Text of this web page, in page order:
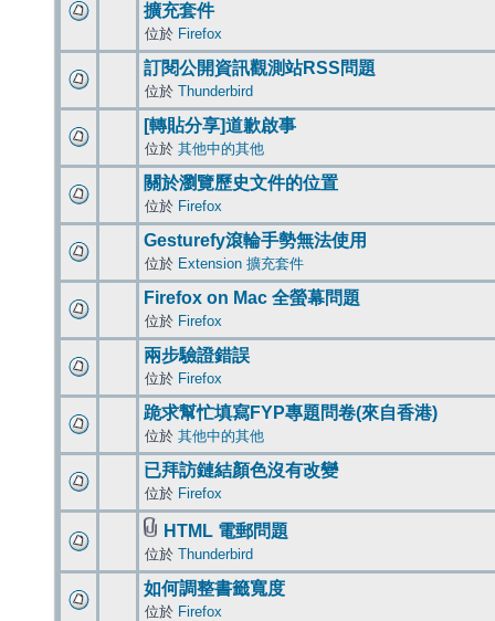
擴充套件
位於 Firefox
訂閱公開資訊觀測站RSS問題
位於 Thunderbird
[轉貼分享]道歉啟事
位於 其他中的其他
關於瀏覽歷史文件的位置
位於 Firefox
Gesturefy滾輪手勢無法使用
位於 Extension 擴充套件
Firefox on Mac 全螢幕問題
位於 Firefox
兩步驗證錯誤
位於 Firefox
跪求幫忙填寫FYP專題問卷(來自香港)
位於 其他中的其他
已拜訪鏈結顏色沒有改變
位於 Firefox
HTML 電郵問題
位於 Thunderbird
如何調整書籤寬度
位於 Firefox